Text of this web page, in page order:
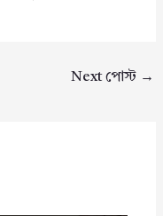
Next পোস্ট →